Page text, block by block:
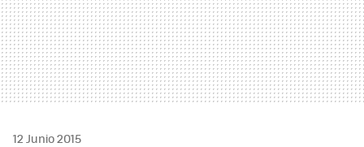
12 Junio 2015